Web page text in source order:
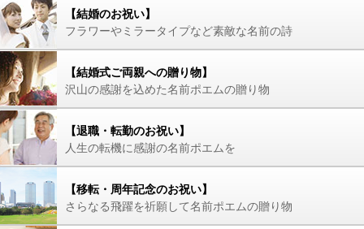
【結婚のお祝い】
フラワーやミラータイプなど素敵な名前の詩
【結婚式ご両親への贈り物】
沢山の感謝を込めた名前ポエムの贈り物
【退職・転勤のお祝い】
人生の転機に感謝の名前ポエムを
【移転・周年記念のお祝い】
さらなる飛躍を祈願して名前ポエムの贈り物